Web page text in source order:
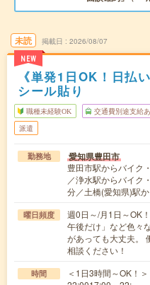
未読
NEW
掲載日 2026/08/07
《単発1日OK！日払
シール貼り
職種未経験OK 交通費別途支給
派遣
勤務地 愛知県豊田市
豊田市駅からバイク
／浄水駅からバイク
分／土橋(愛知県)駅
曜日頻度
週0日～/月1日～OK
午後だけ」など色々
があっても大丈夫。
相談ください！
時間
＜1日3時間～OK！